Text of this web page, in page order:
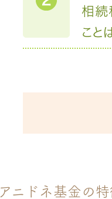
アニドネ基金の